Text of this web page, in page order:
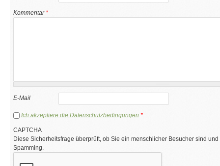
Kommentar*
E-Mail
Ich akzeptiere die Datenschutzbedingungen *
CAPTCHA
Diese Sicherheitsfrage überprüft, ob Sie ein menschlicher Besucher sind
Spamming.